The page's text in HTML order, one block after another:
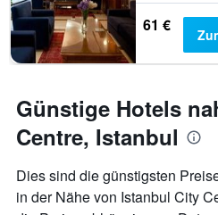
61 €
Günstige Hotels
Centre, Istanbul
Dies sind die günstigsten
in der Nähe von Istanbul City